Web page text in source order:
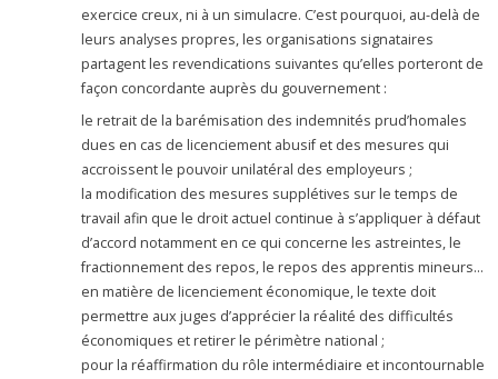
exercice creux, ni à un simulacre. C’est pourquoi, au-delà de
leurs analyses propres, les organisations signataires
partagent les revendications suivantes qu’elles porteront de
façon concordante auprès du gouvernement :
le retrait de la barémisation des indemnités prud’homales
dues en cas de licenciement abusif et des mesures qui
accroissent le pouvoir unilatéral des employeurs ;
la modification des mesures supplétives sur le temps de
travail afin que le droit actuel continue à s’appliquer à défaut
d’accord notamment en ce qui concerne les astreintes, le
fractionnement des repos, le repos des apprentis mineurs…
en matière de licenciement économique, le texte doit
permettre aux juges d’apprécier la réalité des difficultés
économiques et retirer le périmètre national ;
pour la réaffirmation du rôle intermédiaire et incontournable